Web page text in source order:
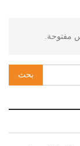
مفتوحة.